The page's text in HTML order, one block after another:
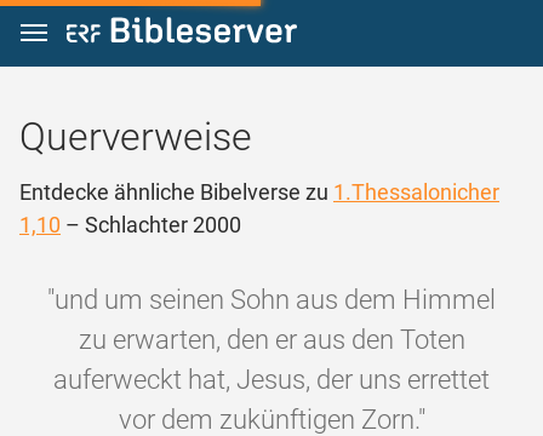
Zum Inhalt springen
Querverweise
Entdecke ähnliche Bibelverse zu 1.Thessalonicher
1,10 – Schlachter 2000
"und um seinen Sohn aus dem Himmel
zu erwarten, den er aus den Toten
auferweckt hat, Jesus, der uns errettet
vor dem zukünftigen Zorn."